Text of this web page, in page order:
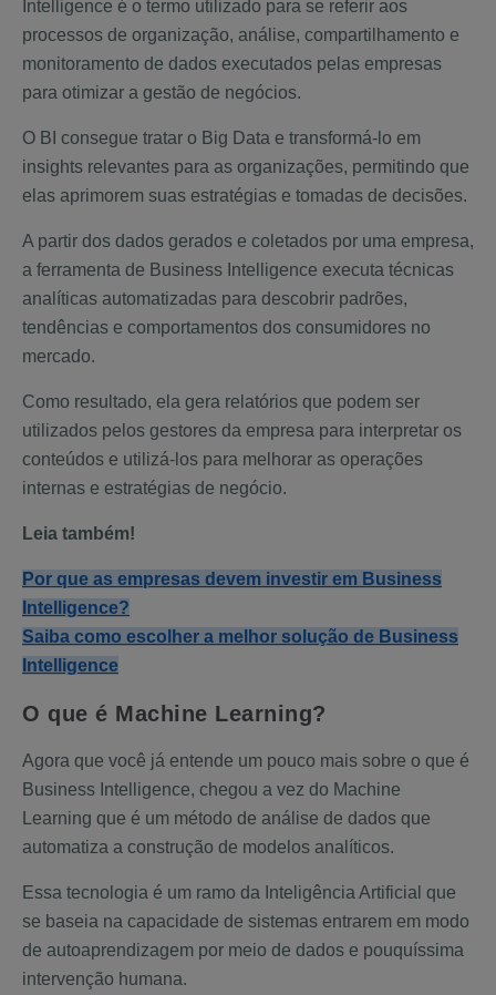
Intelligence é o termo utilizado para se referir aos
processos de organização, análise, compartilhamento e
monitoramento de dados executados pelas empresas
para otimizar a gestão de negócios.
O BI consegue tratar o Big Data e transformá-lo em
insights relevantes para as organizações, permitindo que
elas aprimorem suas estratégias e tomadas de decisões.
A partir dos dados gerados e coletados por uma empresa,
a ferramenta de Business Intelligence executa técnicas
analíticas automatizadas para descobrir padrões,
tendências e comportamentos dos consumidores no
mercado.
Como resultado, ela gera relatórios que podem ser
utilizados pelos gestores da empresa para interpretar os
conteúdos e utilizá-los para melhorar as operações
internas e estratégias de negócio.
Leia também!
Por que as empresas devem investir em Business
Intelligence?
Saiba como escolher a melhor solução de Business
Intelligence
O que é Machine Learning?
Agora que você já entende um pouco mais sobre o que é
Business Intelligence, chegou a vez do Machine
Learning que é um método de análise de dados que
automatiza a construção de modelos analíticos.
Essa tecnologia é um ramo da Inteligência Artificial que
se baseia na capacidade de sistemas entrarem em modo
de autoaprendizagem por meio de dados e pouquíssima
intervenção humana.